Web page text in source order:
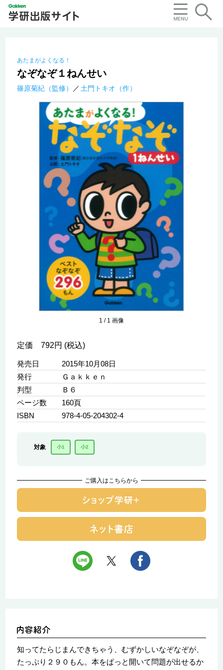
あたまがよくなる！
なぞなぞ１ねんせい
篠原菊紀（監修） 土門トキオ（作）
1 / 1 画像
定価 792円 (税込)
発売日
2015年10月08日
発行
Ｇａｋｋｅｎ
判型
Ｂ６
ページ数
160頁
ISBN
978-4-05-204302-4
対象 小1 小2
ご購入はこちらから
知ってたらじまんできちゃう、むずかしいなぞなぞが、
たっぷり２９０もん。本をぱっと開いて問題が出せるか